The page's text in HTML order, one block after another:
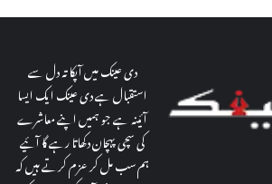
دی عینک میں آپکا تہ دل سے
استقبال ہے دی عینک ایک ایسا
آئینہ ہے جو ہمیں اپنے معاشرے
کی سچی پہچان دکھاتا رہے گا آئیے
ہم سب مل کر عزم کرتے ہیں کہ